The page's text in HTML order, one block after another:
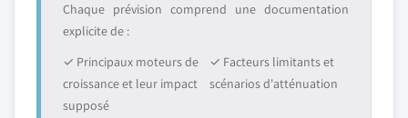
Chaque prévision comprend une documentation
explicite de :
✓ Principaux moteurs de
croissance et leur impact
supposé
✓ Facteurs limitants et
scénarios d'atténuation